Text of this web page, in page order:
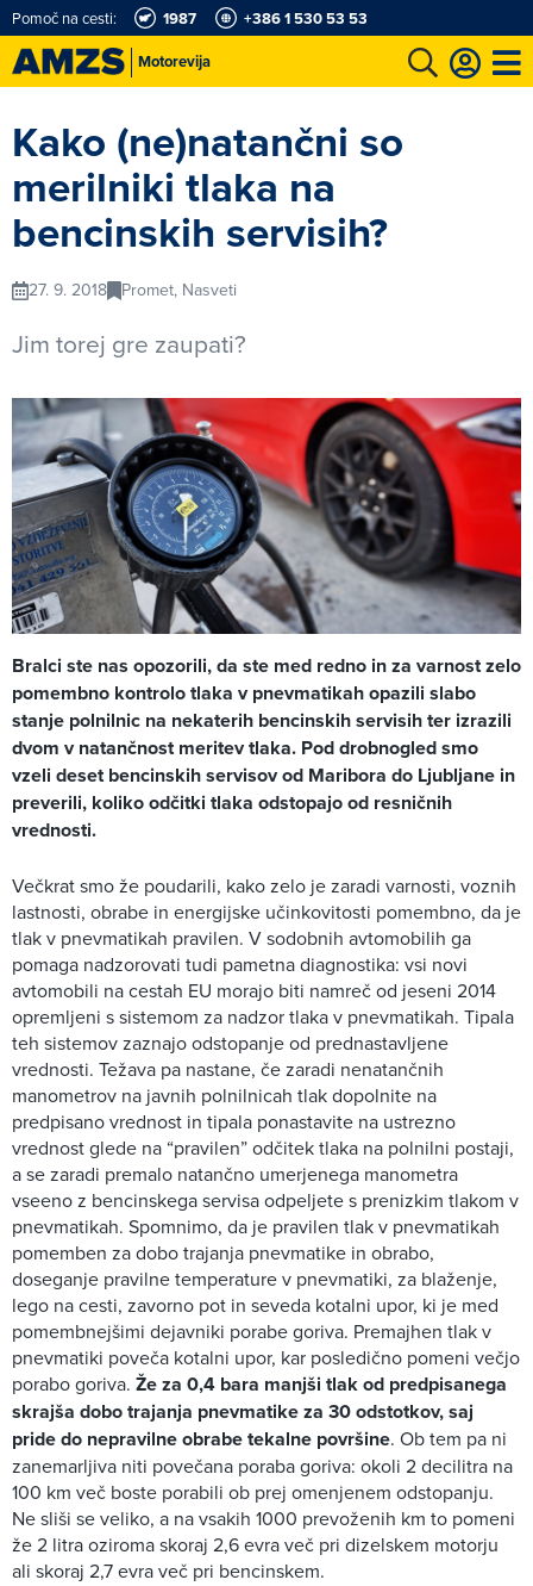
Motorevija
Pomoč na cesti: 1987 +386 1 530 53 53
Kako (ne)natančni so
merilniki tlaka na
bencinskih servisih?
27. 9. 2018 Promet, Nasveti
Jim torej gre zaupati?
Bralci ste nas opozorili, da ste med redno in za varnost zelo
pomembno kontrolo tlaka v pnevmatikah opazili slabo
stanje polnilnic na nekaterih bencinskih servisih ter izrazili
dvom v natančnost meritev tlaka. Pod drobnogled smo
vzeli deset bencinskih servisov od Maribora do Ljubljane in
preverili, koliko odčitki tlaka odstopajo od resničnih
vrednosti.
Večkrat smo že poudarili, kako zelo je zaradi varnosti, voznih
lastnosti, obrabe in energijske učinkovitosti pomembno, da je
tlak v pnevmatikah pravilen. V sodobnih avtomobilih ga
pomaga nadzorovati tudi pametna diagnostika: vsi novi
avtomobili na cestah EU morajo biti namreč od jeseni 2014
opremljeni s sistemom za nadzor tlaka v pnevmatikah. Tipala
teh sistemov zaznajo odstopanje od prednastavljene
vrednosti. Težava pa nastane, če zaradi nenatančnih
manometrov na javnih polnilnicah tlak dopolnite na
predpisano vrednost in tipala ponastavite na ustrezno
vrednost glede na “pravilen” odčitek tlaka na polnilni postaji,
a se zaradi premalo natančno umerjenega manometra
vseeno z bencinskega servisa odpeljete s prenizkim tlakom v
pnevmatikah. Spomnimo, da je pravilen tlak v pnevmatikah
pomemben za dobo trajanja pnevmatike in obrabo,
doseganje pravilne temperature v pnevmatiki, za blaženje,
lego na cesti, zavorno pot in seveda kotalni upor, ki je med
pomembnejšimi dejavniki porabe goriva. Premajhen tlak v
pnevmatiki poveča kotalni upor, kar posledično pomeni večjo
porabo goriva. Že za 0,4 bara manjši tlak od predpisanega
skrajša dobo trajanja pnevmatike za 30 odstotkov, saj
pride do nepravilne obrabe tekalne površine. Ob tem pa ni
zanemarljiva niti povečana poraba goriva: okoli 2 decilitra na
100 km več boste porabili ob prej omenjenem odstopanju.
Ne sliši se veliko, a na vsakih 1000 prevoženih km to pomeni
že 2 litra oziroma skoraj 2,6 evra več pri dizelskem motorju
ali skoraj 2,7 evra več pri bencinskem.